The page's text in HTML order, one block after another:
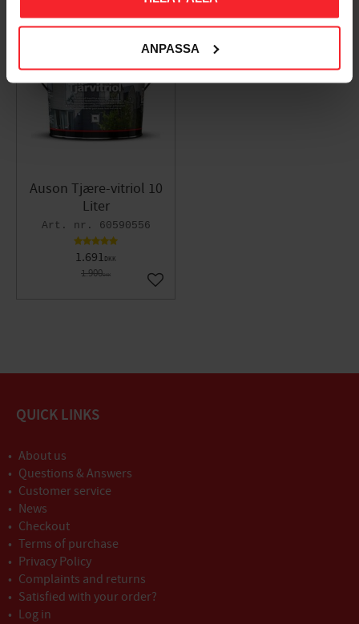
ANPASSA
Auson Tjære-vitriol 10
Liter
60590556
1.691DKK
1.900DKK
Gem som favorit
QUICK LINKS
About us
Questions & Answers
Customer service
News
Checkout
Terms of purchase
Privacy Policy
Complaints and returns
Satisfied with your order?
Log in